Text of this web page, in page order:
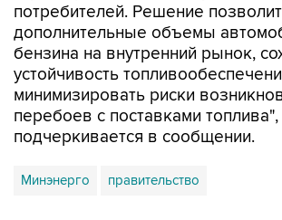
потребителей. Решение
дополнительные объемы
бензина на внутренний рынок,
устойчивость
минимизировать риски
перебоев с поставками топлива",
подчеркивается в сообщении.
Минэнерго правительство